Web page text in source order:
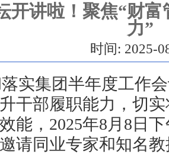
开讲啦！聚焦“财
力”
时间: 2025-
实集团半年度工作
干部履职能力，切
能，2025年8月8日
请同业专家和知名